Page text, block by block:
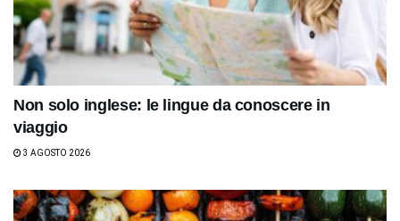
Non solo inglese: le lingue da conoscere in
viaggio
3 AGOSTO 2026